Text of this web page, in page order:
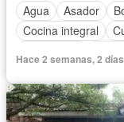
Agua
Asador
Cocina integral
Hace 2 semanas, 2